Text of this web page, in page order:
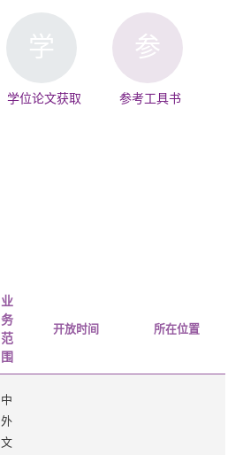
学
学位论文获取
参
参考工具书
业
务
范
围
开放时间 所在位置
中
外
文